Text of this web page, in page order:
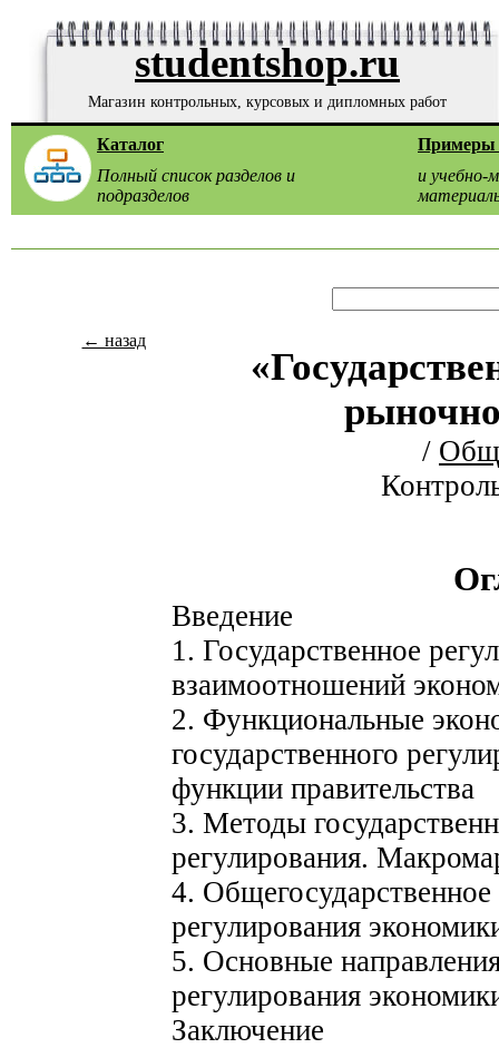
studentshop.ru
Магазин контрольных, курсовых и дипломных работ
Каталог
Полный список разделов и
подразделов
Примеры
и учебно-
← назад
/
Введение
1. Государственное
взаимоотношений
2. Функциональные
государственного
функции правительства
3. Методы
регулирования.
4.
регулирования
5. Основные
регулирования
Заключение